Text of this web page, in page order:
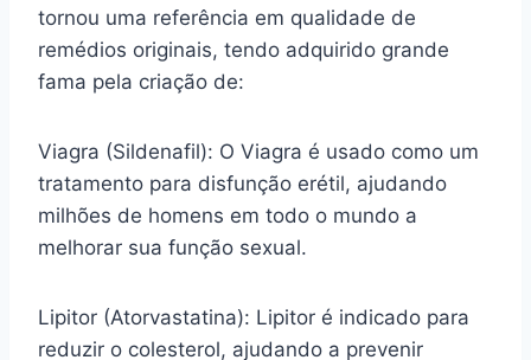
tornou uma referência em qualidade de
remédios originais, tendo adquirido grande
fama pela criação de:
Viagra (Sildenafil): O Viagra é usado como um
tratamento para disfunção erétil, ajudando
milhões de homens em todo o mundo a
melhorar sua função sexual.
Lipitor (Atorvastatina): Lipitor é indicado para
reduzir o colesterol, ajudando a prevenir